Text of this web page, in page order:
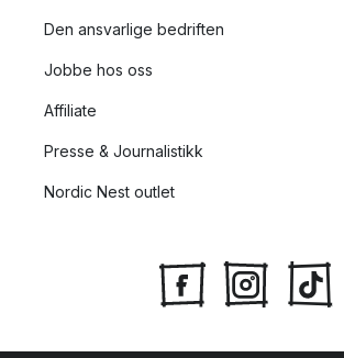
Den ansvarlige bedriften
Jobbe hos oss
Affiliate
Presse & Journalistikk
Nordic Nest outlet